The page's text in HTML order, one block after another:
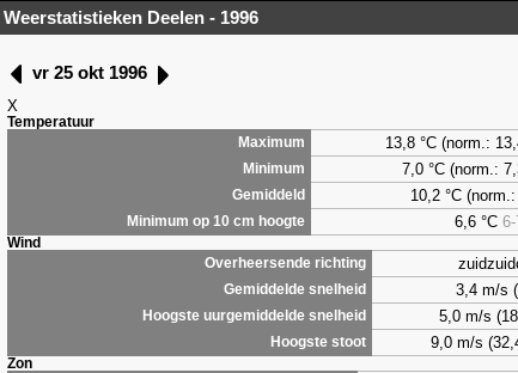
Weerstatistieken Deelen - 1996
vr 25 okt 1996
X
Temperatuur
Maximum
13,8 °C (norm.:
Minimum 7,0°C (norm.:
Gemiddeld 10,2 °C
Minimum op 10 cm hoogte 6,6 °C
Wind
Overheersende richting
Gemiddelde snelheid 3,4 m/s
Hoogste uurgemiddelde snelheid 5,0 m/s
Hoogste stoot 9,0 m/s
Zon